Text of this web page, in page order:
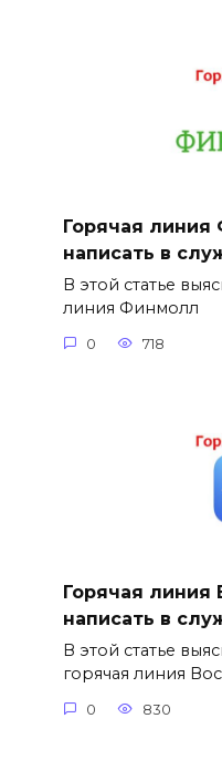
Горячая линия
написать в
В этой статье
линия Финмолл
0 718
Горячая линия
написать в
В этой статье
горячая линия
0 830